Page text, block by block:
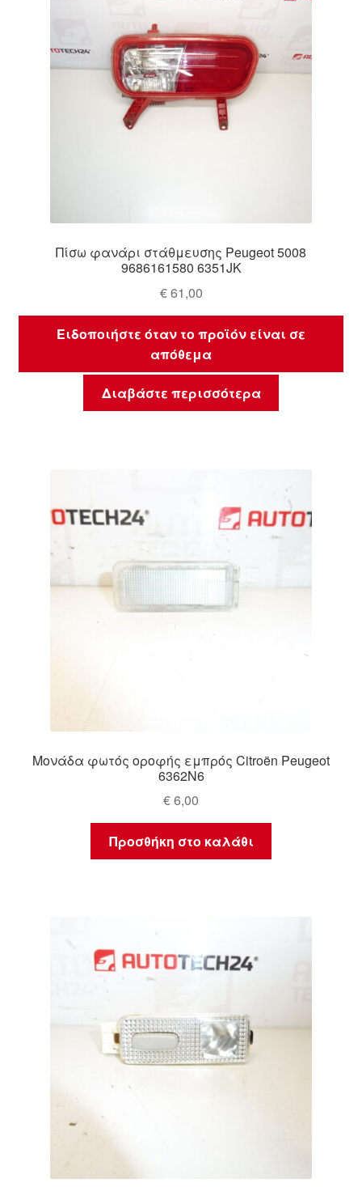
Πίσω φανάρι στάθμευσης Peugeot 5008
9686161580 6351JK
€61,00
Ειδοποιήστε όταν το προϊόν είναι σε
απόθεμα
Διαβάστε περισσότερα
Μονάδα φωτός οροφής εμπρός Citroën Peugeot
6362N6
€6,00
Προσθήκη στο καλάθι